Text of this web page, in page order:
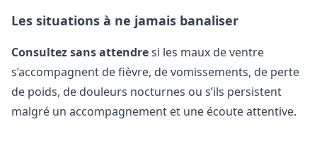
Les situations à ne jamais banaliser
Consultez sans attendresi les maux de ventre
s’accompagnent de fièvre, de vomissements, de perte
de poids, de douleurs nocturnes ou s’ils persistent
malgré un accompagnement et une écoute attentive.